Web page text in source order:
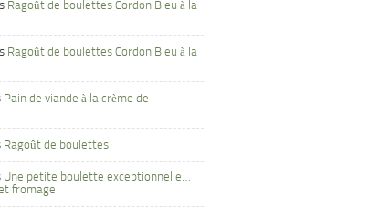
Ragoût de boulettes Cordon Bleu à la
Ragoût de boulettes Cordon Bleu à la
Pain de viande à la crème de
Ragoût de boulettes
Une petite boulette exceptionnelle…
fromage